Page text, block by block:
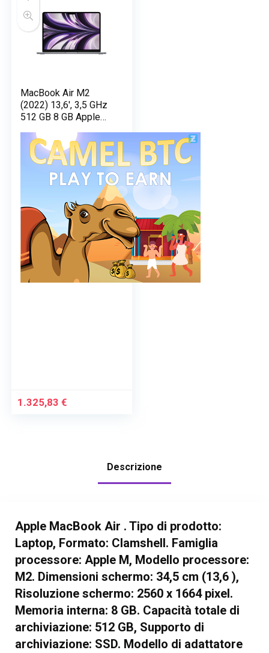
MacBook Air M2
(2022) 13,6′, 3,5 GHz
512 GB 8 GB Apple
AZERTY – nuovo
1.325,83€
Descrizione
Apple MacBook Air . Tipo di prodotto:
Laptop, Formato: Clamshell. Famiglia
processore: Apple M, Modello processore:
M2. Dimensioni schermo: 34,5 cm (13,6 ),
Risoluzione schermo: 2560 x 1664 pixel.
Memoria interna: 8 GB. Capacità totale di
archiviazione: 512 GB, Supporto di
archiviazione: SSD. Modello di adattatore